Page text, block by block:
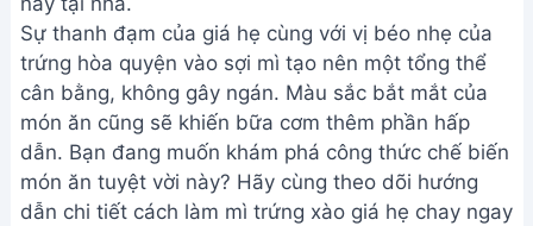
Sự thanh đạm của giá hẹ cùng với vị béo nhẹ của
trứng hòa quyện vào sợi mì tạo nên một tổng thể
cân bằng, không gây ngán. Màu sắc bắt mắt của
món ăn cũng sẽ khiến bữa cơm thêm phần hấp
dẫn. Bạn đang muốn khám phá công thức chế biến
món ăn tuyệt vời này? Hãy cùng theo dõi hướng
dẫn chi tiết cách làm mì trứng xào giá hẹ chay ngay